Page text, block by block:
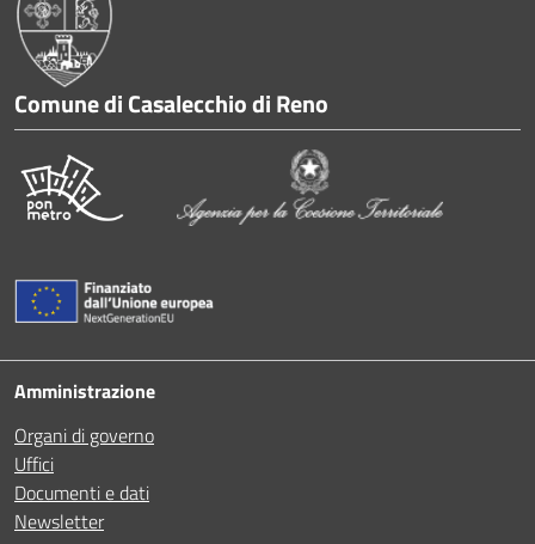
Comune di Casalecchio di Reno
Amministrazione
Organi di governo
Uffici
Documenti e dati
Newsletter